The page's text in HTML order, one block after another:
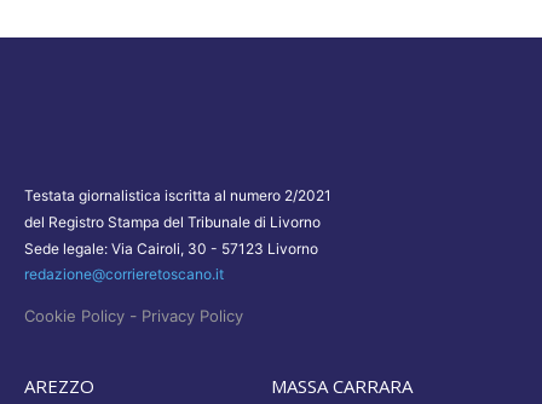
Testata giornalistica iscritta al numero 2/2021
del Registro Stampa del Tribunale di Livorno
Sede legale: Via Cairoli, 30 - 57123 Livorno
redazione@corrieretoscano.it
Cookie Policy - Privacy Policy
AREZZO
MASSA CARRARA